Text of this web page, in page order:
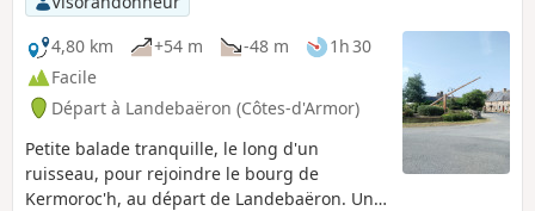
4,80 km
+54 m -48 m
1h 30
Facile
Départ à Landebaëron (Côtes-d'Armor)
Petite balade tranquille, le long d'un
ruisseau, pour rejoindre le bourg de
Kermoroc'h, au départ de Landebaëron. Une